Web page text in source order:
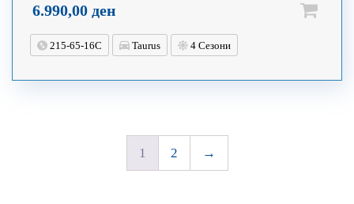
6.990,00 ден
215-65-16C Taurus 4 Сезони
1 2 →